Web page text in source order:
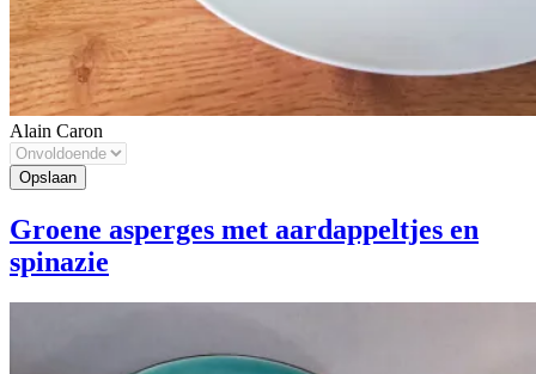
Alain Caron
Groene asperges met aardappeltjes en
spinazie